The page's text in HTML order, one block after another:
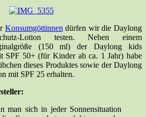
Konsumgöttinnen dürfen wir die Daylong
Lotion testen. Neben einem
(150 ml) der Daylong kids
SPF 50+ (für Kinder ab ca. 1 Jahr) habe
dieses Produktes sowie der Daylong
mit SPF 25 erhalten.
man sich in jeder Sonnensituation